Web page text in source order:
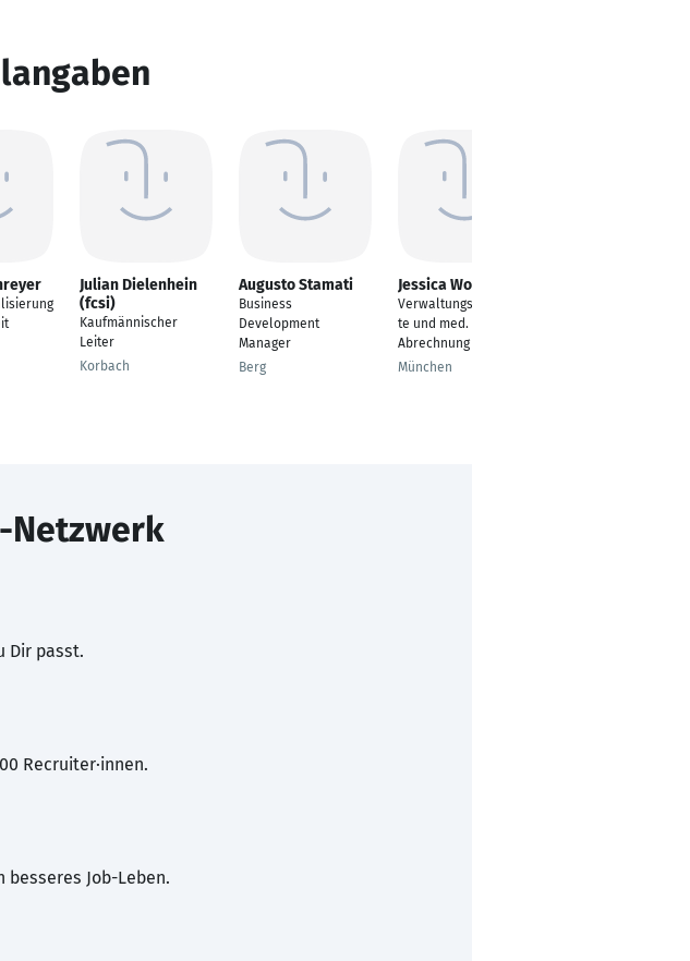
Julian Dielenhein
(fcsi)
Kaufmännischer
Leiter
Korbach
Augusto Stamati
Business
Development
Manager
Berg
Jessica Wolf
Verwaltungsangestell
te und med.
Abrechnung
München
Netzwerk
Dir passt.
Recruiter·innen.
Job-Leben.